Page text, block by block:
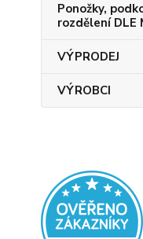
Ponožky,
rozdělení DLE
VÝPRODEJ
VÝROBCI